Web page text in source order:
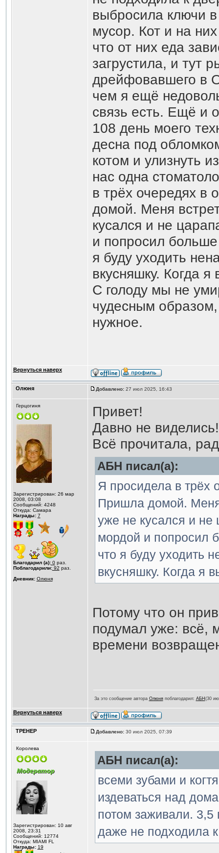
выбросила ключи
мусор. Кот и на
что от них еда
загрустила, и тут
дрейфовавшего в
чем я ещё
связь есть. Ещё и
108 день моего
десна под
котом и улизнуть
нас одна
в трёх очередях в
домой. Меня
кусался и не
и попросил
я буду уходить
вкусняшку. Когда
С голоду мы не
чудесным
нужное.
Вернуться наверх
Олюня Добавлено:27 июл 2025, 16:43
Герцогиня
Зарегистрирован: 26 мар
2008, 03:08
Сообщений: 4248
Откуда: Самара
Награды: 7
Благодарил (а):0раз.
Поблагодарили:92 раз.
Дневник: Олюня
Привет!
Давно не виделись!
Всё прочитала,
АБН писал(а):
Я просидела в трёх
Пришла домой. Меня
уже не кусался и не
мордой и попросил
что я буду уходить
вкусняшку. Когда я
Потому что он
подумал уже: всё,
времени
За это сообщение автора Олюняпоблагодарил: АБН (30
Вернуться наверх
ТРЕНЕР Добавлено:30 июл 2025, 07:39
Королева
Зарегистрирован: 10 авг
2008, 23:31
Сообщений: 12774
Откуда: MIAMI FL
Награды: 19
АБН писал(а):
всеми зубами и
издеваться над
потом заживали. 3,5
даже не подходила